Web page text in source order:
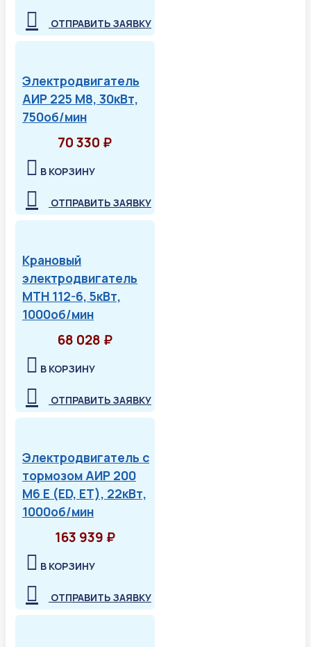
ОТПРАВИТЬ ЗАЯВКУ
Электродвигатель
АИР 225 М8, 30кВт,
750об/мин
70 330 ₽
В КОРЗИНУ
ОТПРАВИТЬ ЗАЯВКУ
Крановый
электродвигатель
МТН 112-6, 5кВт,
1000об/мин
68 028 ₽
В КОРЗИНУ
ОТПРАВИТЬ ЗАЯВКУ
Электродвигатель с
тормозом АИР 200
М6 Е (ED, ET), 22кВт,
1000об/мин
163 939 ₽
В КОРЗИНУ
ОТПРАВИТЬ ЗАЯВКУ